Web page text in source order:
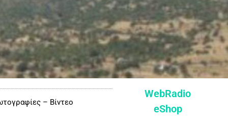
– Βίντεο
WebRadio
eShop